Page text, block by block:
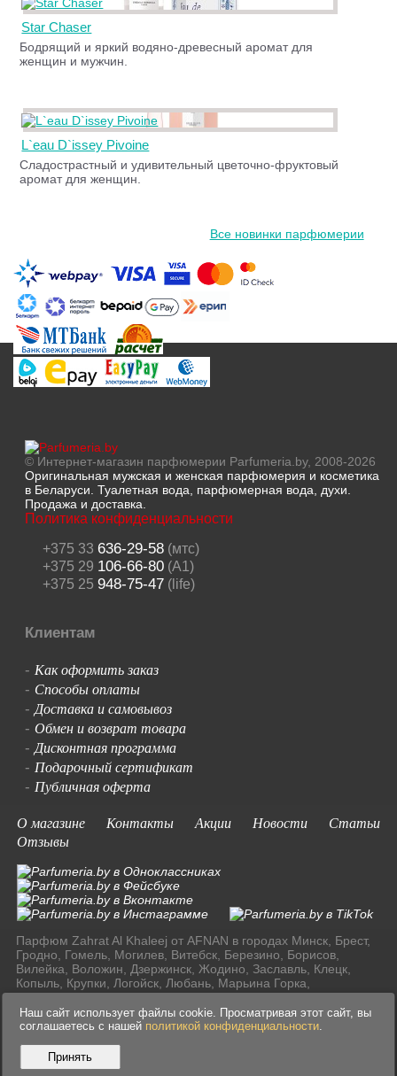
Star Chaser
Бодрящий и яркий водяно-древесный аромат для
женщин и мужчин.
L`eau D`issey Pivoine
Сладострастный и удивительный цветочно-фруктовый
аромат для женщин.
Все новинки парфюмерии
© Интернет-магазин парфюмерии Parfumeria.by, 2008-2026
Оригинальная мужская и женская парфюмерия и косметика
в Беларуси. Туалетная вода, парфюмерная вода, духи.
Продажа и доставка.
Политика конфиденциальности
+375 33 636-29-58(мтс)
+375 29 106-66-80(A1)
+375 25 948-75-47(life)
Клиентам
- Как оформить заказ
- Способы оплаты
-Доставка и самовывоз
- Обмен и возврат товара
-Дисконтная программа
- Подарочный сертификат
- Публичная оферта
О магазине
Контакты Акции Новости
Статьи
Отзывы
Парфюм Zahrat Al Khaleej от AFNAN в городах Минск, Брест,
Гродно, Гомель, Могилев, Витебск, Березино, Борисов,
Вилейка, Воложин, Дзержинск, Жодино, Заславль, Клецк,
Копыль, Крупки, Логойск, Любань, Марьина Горка,
Молодечно, Мядель, Несвиж, Слуцк, Смолевичи, Солигорск,
Старые Дороги, Столбцы, Узда, Фаниполь по доступным
ценам в Ресублике Беларусь.
Наш сайт использует файлы cookie. Просматривая этот сайт, вы
соглашаетесь с нашей политикой конфиденциальности.
Принять